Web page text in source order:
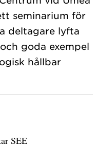
seminarium för
deltagare lyfta
goda exempel
hållbar
SEE